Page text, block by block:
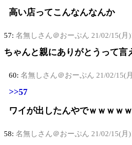
高い店ってこんなんなんか
57: 名無しさん＠おーぷん 21/02/15(月
ちゃんと親にありがとうって言
60: 名無しさん＠おーぷん 21/02/15(
>>57
ワイが出したんやでｗｗｗｗ
58: 名無しさん＠おーぷん 21/02/15(月